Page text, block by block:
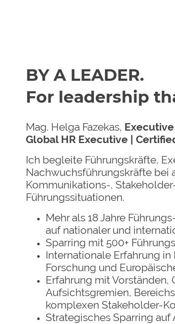
BY A LEADER.
For leadership
Mag. Helga Fazekas,
Global HR Executive |
Ich begleite Führungskräfte,
Nachwuchsführungskräfte bei
Kommunikations-,
Führungssituationen.
Mehr als 18 Jahre
auf nationaler und
Sparring mit 500+
Internationale Erfahrung
Forschung und
Erfahrung mit Vorständen,
Aufsichtsgremien,
komplexen Stakeholder-
Strategisches Sparring auf